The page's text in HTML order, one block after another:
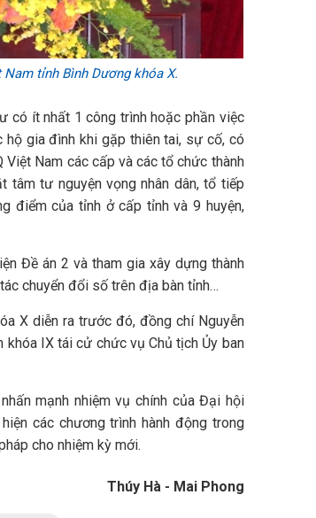
tỉnh Bình Dương khóa X.
có ít nhất 1 công trình hoặc phần việc
hộ gia đình khi gặp thiên tai, sự cố, có
Nam các cấp và các tổ chức thành
tư nguyện vọng nhân dân, tổ tiếp
điểm của tỉnh ở cấp tỉnh và 9 huyện,
Đề án 2 và tham gia xây dựng thành
chuyển đổi số trên địa bàn tỉnh…
X diễn ra trước đó, đồng chí Nguyễn
khóa IX tái cử chức vụ Chủ tịch Ủy ban
mạnh nhiệm vụ chính của Đại hội
các chương trình hành động trong
cho nhiệm kỳ mới.
Thúy Hà - Mai Phong